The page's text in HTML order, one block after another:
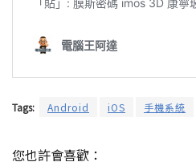
Tags: Android iOS 手機系統
您也許會喜歡：